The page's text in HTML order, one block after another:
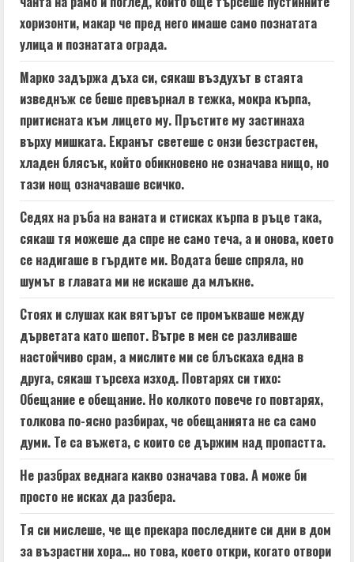
n
g
хоризонти, макар че пред него имаше само познатата
улица и познатата ограда.
Марко задържа дъха си, сякаш въздухът в стаята
изведнъж се беше превърнал в тежка, мокра кърпа,
притисната към лицето му. Пръстите му застинаха
върху мишката. Екранът светеше с онзи безстрастен,
хладен блясък, който обикновено не означава нищо, но
тази нощ означаваше всичко.
Седях на ръба на ваната и стисках кърпа в ръце така,
сякаш тя можеше да спре не само теча, а и онова, което
се надигаше в гърдите ми. Водата беше спряла, но
шумът в главата ми не искаше да млъкне.
Стоях и слушах как вятърът се промъкваше между
дърветата като шепот. Вътре в мен се разливаше
настойчиво срам, а мислите ми се блъскаха една в
друга, сякаш търсеха изход. Повтарях си тихо:
Обещание е обещание. Но колкото повече го повтарях,
толкова по-ясно разбирах, че обещанията не са само
думи. Те са въжета, с които се държим над пропастта.
Не разбрах веднага какво означава това. А може би
просто не исках да разбера.
Тя си мислеше, че ще прекара последните си дни в дом
за възрастни хора… но това, което откри, когато отвори